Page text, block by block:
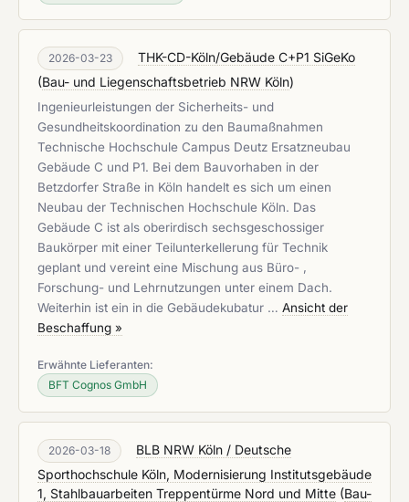
2026-03-23
THK-CD-Köln/Gebäude C+P1 SiGeKo
(Bau- und Liegenschaftsbetrieb NRW Köln)
Ingenieurleistungen der Sicherheits- und
Gesundheitskoordination zu den Baumaßnahmen
Technische Hochschule Campus Deutz Ersatzneubau
Gebäude C und P1. Bei dem Bauvorhaben in der
Betzdorfer Straße in Köln handelt es sich um einen
Neubau der Technischen Hochschule Köln. Das
Gebäude C ist als oberirdisch sechsgeschossiger
Baukörper mit einer Teilunterkellerung für Technik
geplant und vereint eine Mischung aus Büro- ,
Forschung- und Lehrnutzungen unter einem Dach.
Weiterhin ist ein in die Gebäudekubatur … Ansicht der
Beschaffung »
Erwähnte Lieferanten:
BFT Cognos GmbH
2026-03-18
BLB NRW Köln / Deutsche
Sporthochschule Köln, Modernisierung Institutsgebäude
1, Stahlbauarbeiten Treppentürme Nord und Mitte (Bau-